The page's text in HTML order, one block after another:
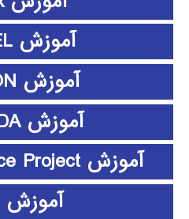
آموزش LISREL
آموزش LUMION
آموزش MAXQDA
آموزش Microsoft Office Project
آموزش PHP